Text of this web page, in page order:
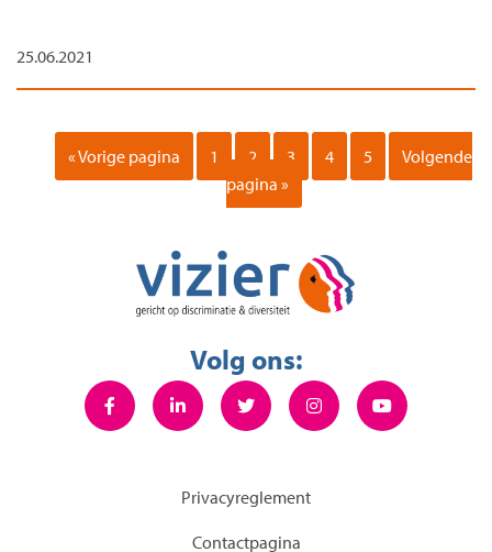
25.06.2021
« Vorige pagina 1 2 3 4 5
Volgende
pagina »
Volg ons:
Privacyreglement
Contactpagina